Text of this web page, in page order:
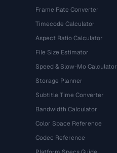
Frame Rate Converter
Timecode Calculator
Aspect Ratio Calculator
File Size Estimator
Speed & Slow-Mo Calculator
Storage Planner
Subtitle Time Converter
Bandwidth Calculator
Color Space Reference
Codec Reference